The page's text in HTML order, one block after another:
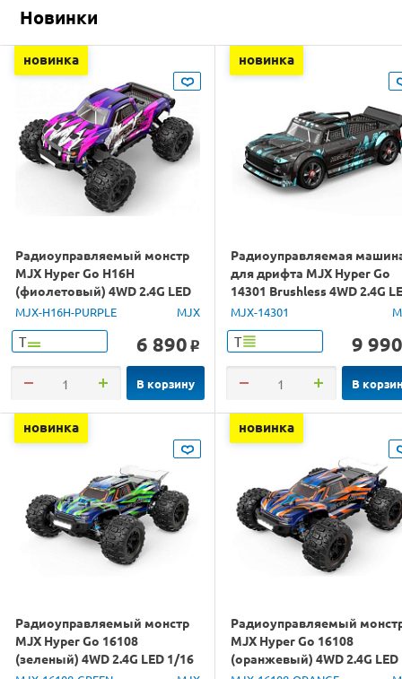
Новинки
новинка
Радиоуправляемый монстр
MJX Hyper Go H16H
(фиолетовый) 4WD 2.4G LED
GPS 1/16 RTR
MJX-H16H-PURPLE MJX
Т 6 890 o
В корзину
новинка
Радиоуправляемая
для дрифта MJX Hyper Go
14301 Brushless 4WD 2.4G
1/14 RTR
MJX-14301
Т 9 990
В
новинка
Радиоуправляемый монстр
MJX Hyper Go 16108
(зеленый) 4WD 2.4G LED 1/16
новинка
Радиоуправляемый
MJX Hyper Go 16108
(оранжевый) 4WD 2.4G LED